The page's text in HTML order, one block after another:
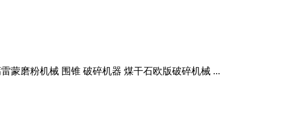
蒙磨粉机械 围锥 破碎机器 煤干石欧版破碎机械 ...